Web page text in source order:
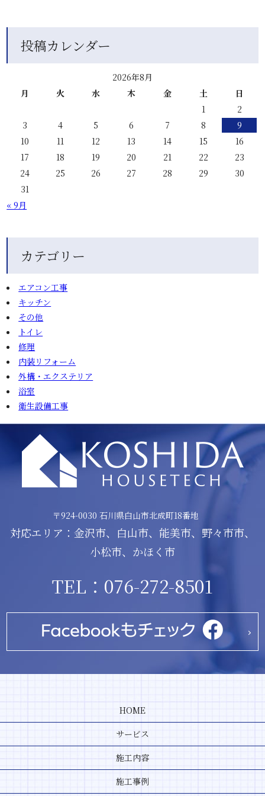
投稿カレンダー
2026年8月
月
火 水 木 金 土
日
1
2
3
4 5 6 7 8
9
10
11 12 13 14 15
16
17
18 19 20 21 22
23
24
25 26 27 28 29
30
31
« 9月
カテゴリー
エアコン工事
キッチン
その他
トイレ
修理
内装リフォーム
外構・エクステリア
浴室
衛生設備工事
〒924-0030 ⽯川県⽩⼭市北成町18番地
対応エリア：金沢市、白山市、能美市、野々市市、
小松市、かほく市
TEL：076-272-8501
HOME
サービス
施工内容
施工事例